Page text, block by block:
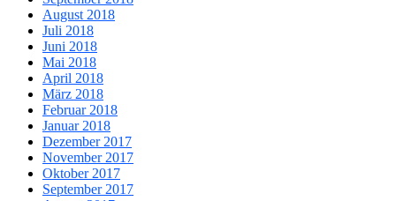
August 2018
Juli 2018
Juni 2018
Mai 2018
April 2018
März 2018
Februar 2018
Januar 2018
Dezember 2017
November 2017
Oktober 2017
September 2017